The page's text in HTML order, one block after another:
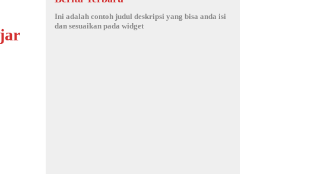
Ini adalah contoh judul deskripsi yang bisa anda isi
dan sesuaikan pada widget